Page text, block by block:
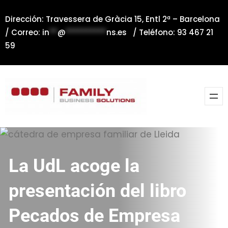
al
contenido
Dirección: Travessera de Gràcia 15, Entl 2ª – Barcelona
/ Correo: in**@**********ns.es / Teléfono: 93 467 21
59
La UdL acoge la
presentación del libro
Pecados de Empresa